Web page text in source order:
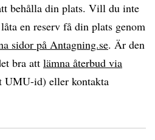
behålla din plats. Vill du inte
en reserv få din plats genom
sidor på Antagning.se. Är den
bra att lämna återbud via
UMU-id) eller kontakta